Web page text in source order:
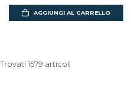
AGGIUNGI AL CARRELLO
Trovati 1579 articoli